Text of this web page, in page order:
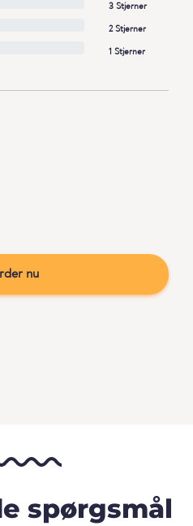
3 Stjerner
2 Stjerner
1 Stjerner
nu
spørgsmål